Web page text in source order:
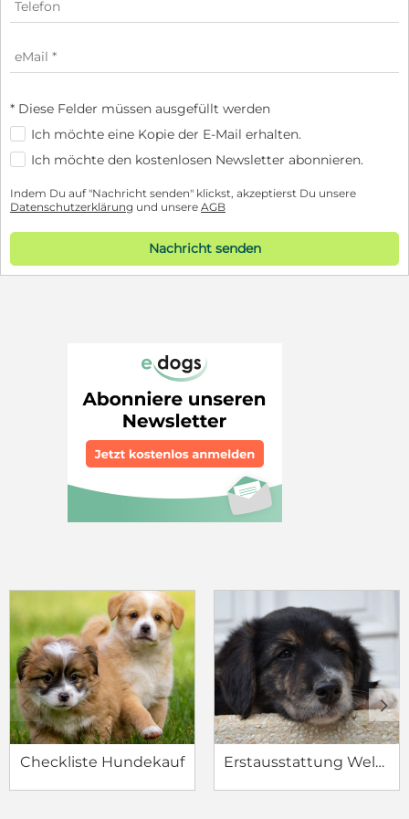
* Diese Felder müssen ausgefüllt werden
Ich möchte eine Kopie der E-Mail erhalten.
Ich möchte den kostenlosen Newsletter abonnieren.
Indem Du auf "Nachricht senden" klickst, akzeptierst Du unsere
Datenschutzerklärung und unsere AGB
Nachricht senden
Checkliste Hundekauf Erstausstattung Welpe
c d